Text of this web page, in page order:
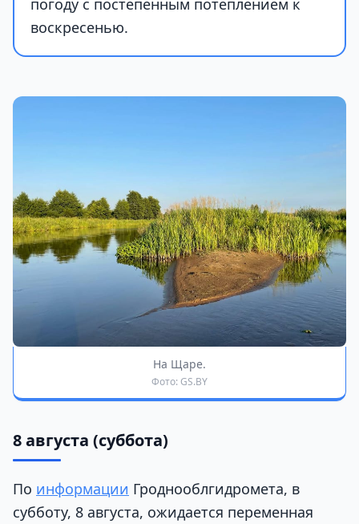
воскресенью.
На Щаре.
Фото: GS.BY
8 августа (суббота)
По информации Гроднооблгидромета, в
субботу, 8 августа, ожидается переменная